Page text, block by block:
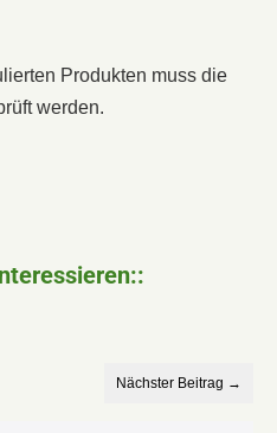
Produkten muss die
werden.
Nächster Beitrag →